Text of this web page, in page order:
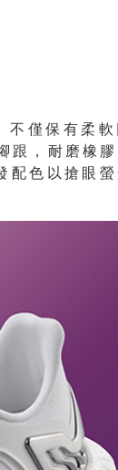
僅保有柔軟
跟，耐磨橡
配色以搶眼